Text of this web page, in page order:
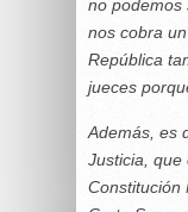
no podemos
nos cobra
República
jueces
Además, es
Justicia, que
Constitución